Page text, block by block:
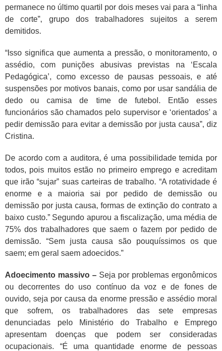
permanece no último quartil por dois meses vai para a “linha
de corte”, grupo dos trabalhadores sujeitos a serem
demitidos.
“Isso significa que aumenta a pressão, o monitoramento, o
assédio, com punições abusivas previstas na ‘Escala
Pedagógica’, como excesso de pausas pessoais, e até
suspensões por motivos banais, como por usar sandália de
dedo ou camisa de time de futebol. Então esses
funcionários são chamados pelo supervisor e ‘orientados’ a
pedir demissão para evitar a demissão por justa causa”, diz
Cristina.
De acordo com a auditora, é uma possibilidade temida por
todos, pois muitos estão no primeiro emprego e acreditam
que irão “sujar” suas carteiras de trabalho. “A rotatividade é
enorme e a maioria sai por pedido de demissão ou
demissão por justa causa, formas de extinção do contrato a
baixo custo.” Segundo apurou a fiscalização, uma média de
75% dos trabalhadores que saem o fazem por pedido de
demissão. “Sem justa causa são pouquíssimos os que
saem; em geral saem adoecidos.”
Adoecimento massivo – Seja por problemas ergonômicos
ou decorrentes do uso contínuo da voz e de fones de
ouvido, seja por causa da enorme pressão e assédio moral
que sofrem, os trabalhadores das sete empresas
denunciadas pelo Ministério do Trabalho e Emprego
apresentam doenças que podem ser consideradas
ocupacionais. “É uma quantidade enorme de pessoas